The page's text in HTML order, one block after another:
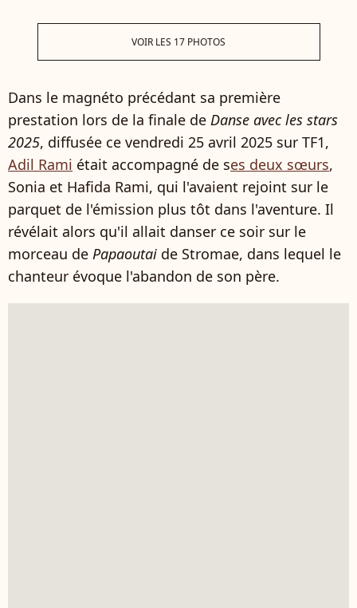
VOIR LES 17 PHOTOS
Dans le magnéto précédant sa première
prestation lors de la finale de Danse avec les stars
2025, diffusée ce vendredi 25 avril 2025 sur TF1,
Adil Rami était accompagné de ses deux sœurs,
Sonia et Hafida Rami, qui l'avaient rejoint sur le
parquet de l'émission plus tôt dans l'aventure. Il
révélait alors qu'il allait danser ce soir sur le
morceau de Papaoutai de Stromae, dans lequel le
chanteur évoque l'abandon de son père.